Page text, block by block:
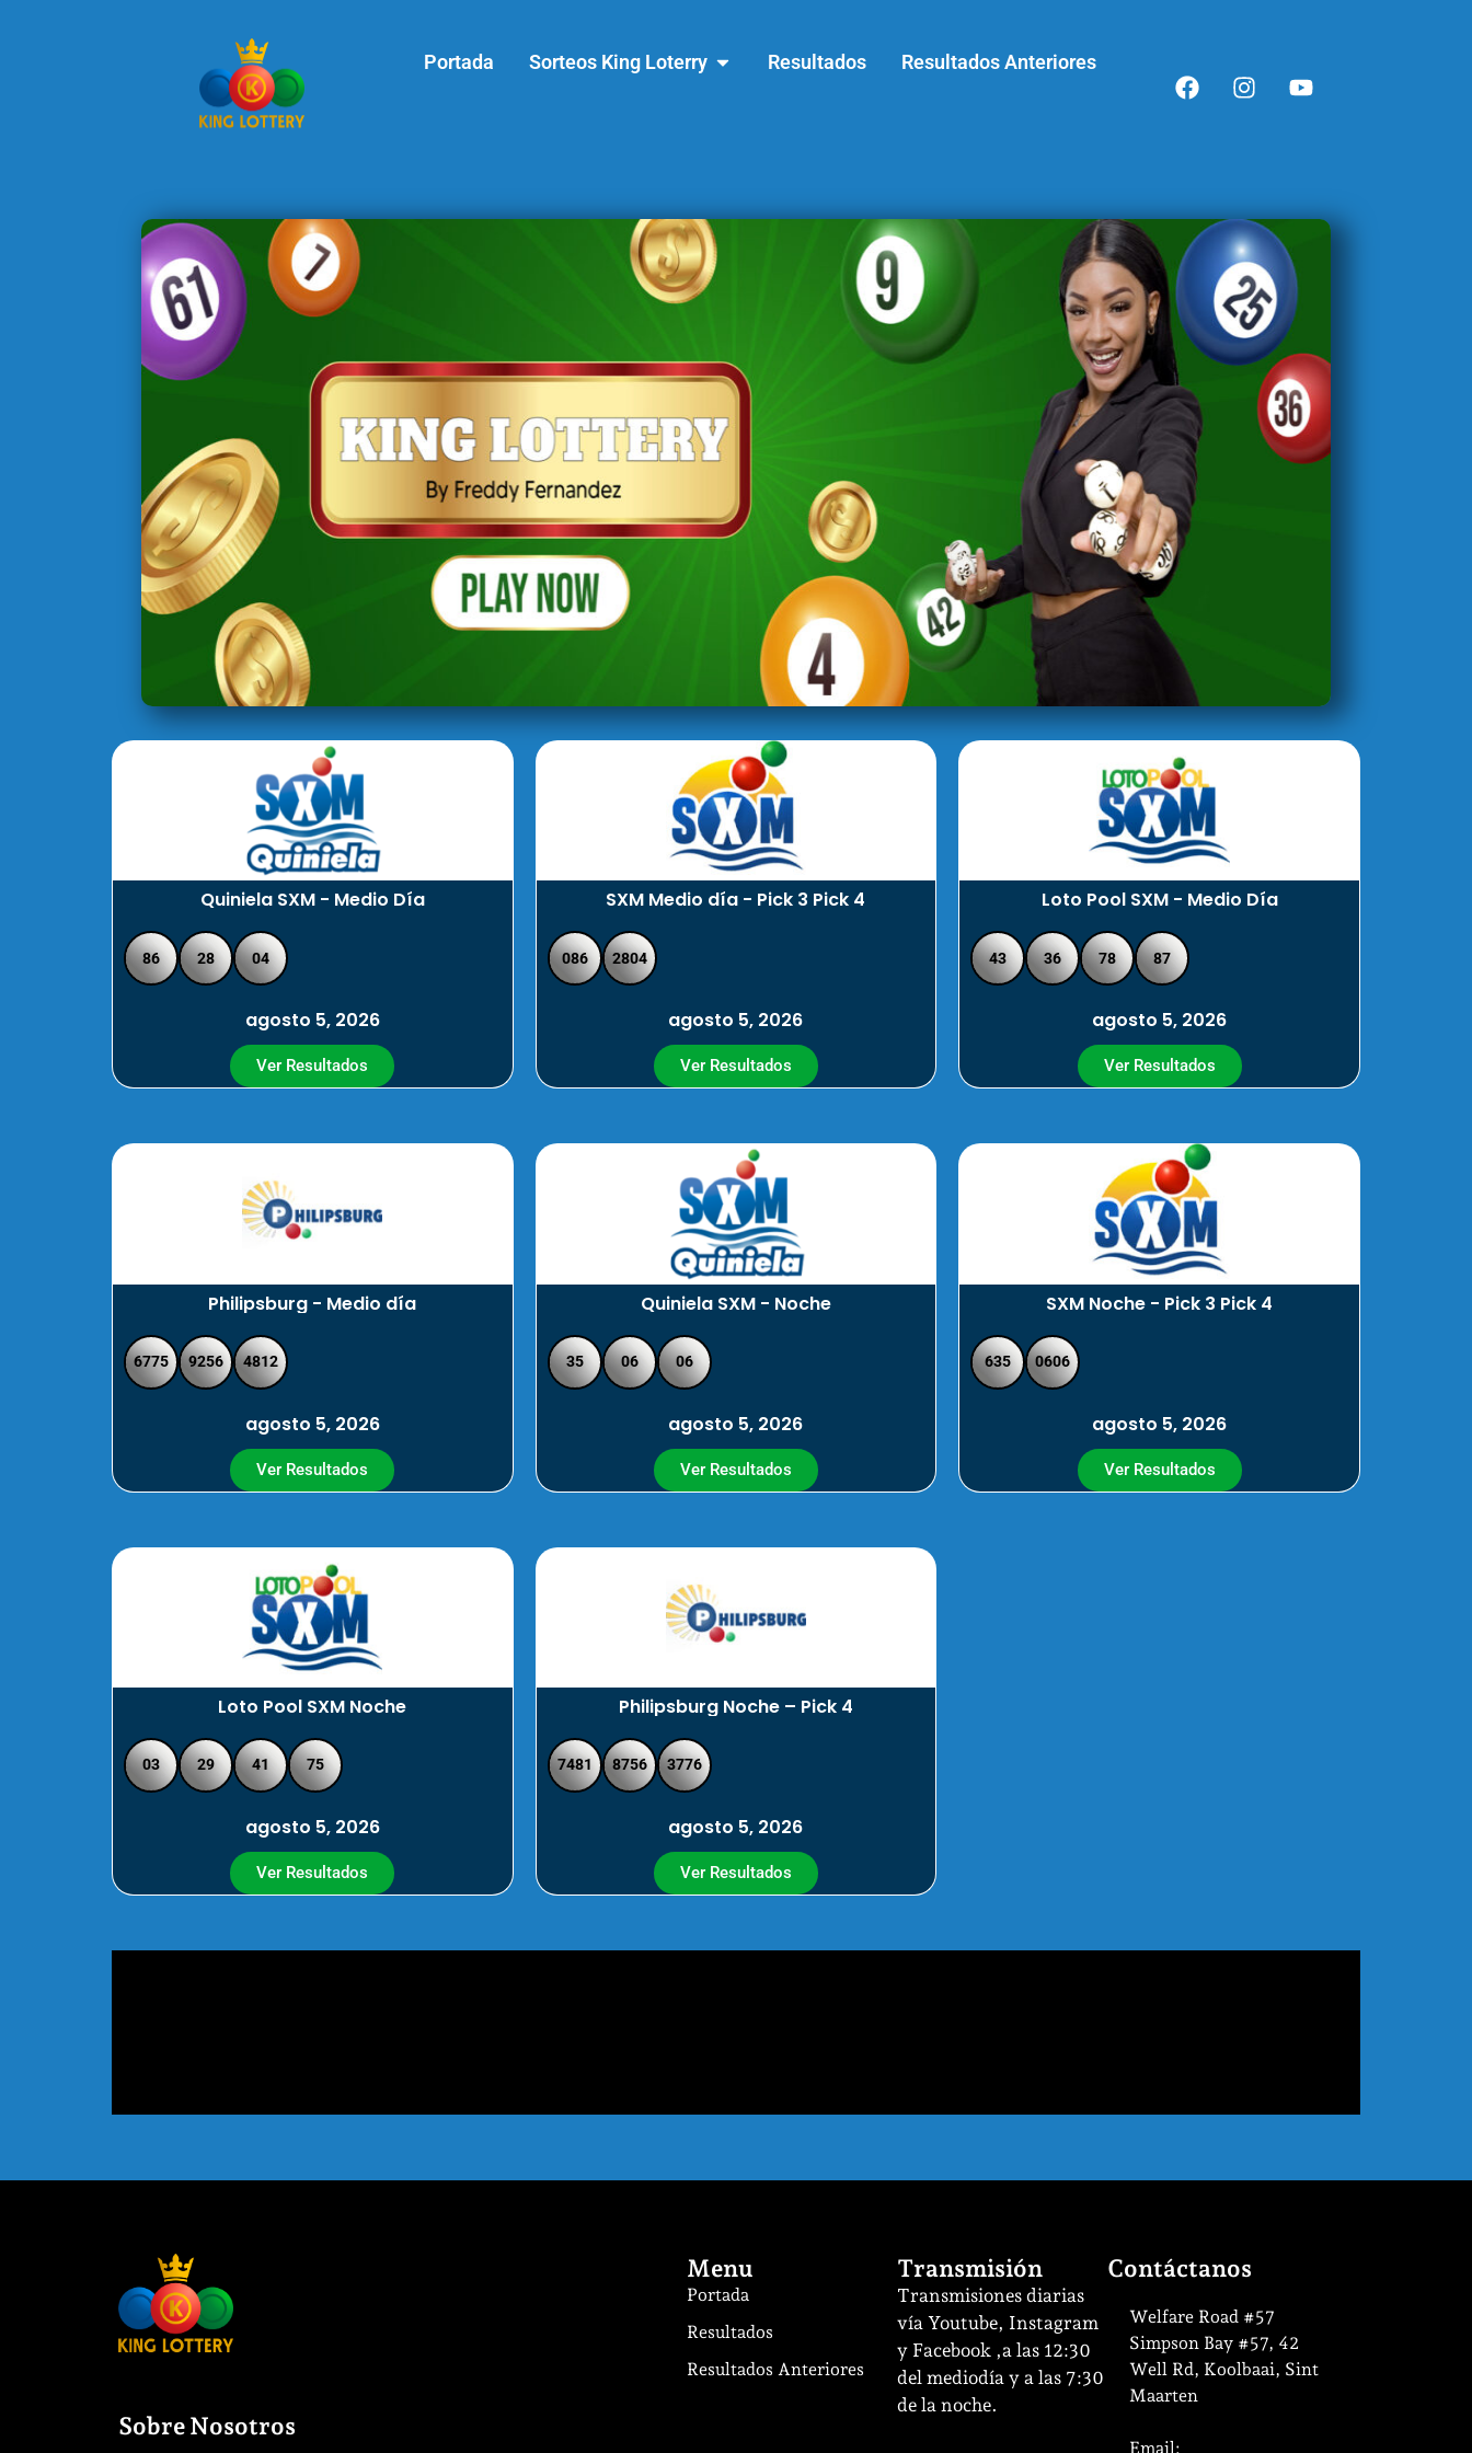
Portada Sorteos King Loterry Resultados Resultados Anteriores
Quiniela SXM - Medio Día SXM Medio día - Pick 3 Pick 4 Loto Pool SXM - Medio Día
86 28 04
agosto 5, 2026
086 2804
agosto 5, 2026
43 36 78 87
agosto 5, 2026
Ver Resultados Ver Resultados Ver Resultados
Philipsburg - Medio día Quiniela SXM - Noche SXM Noche - Pick 3 Pick 4
6775 9256 4812
agosto 5, 2026
35 06 06
agosto 5, 2026
635 0606
agosto 5, 2026
Ver Resultados Ver Resultados Ver Resultados
Loto Pool SXM Noche Philipsburg Noche – Pick 4
03 29 41 75
agosto 5, 2026
7481 8756 3776
agosto 5, 2026
Ver Resultados Ver Resultados
Sobre Nosotros
Menu
Portada
Resultados
Resultados Anteriores
Transmisión
Transmisiones diarias
vía Youtube, Instagram
y Facebook ,a las 12:30
del mediodía y a las 7:30
de la noche.
Contáctanos
Welfare Road #57
Simpson Bay #57, 42
Well Rd, Koolbaai, Sint
Maarten
Email: